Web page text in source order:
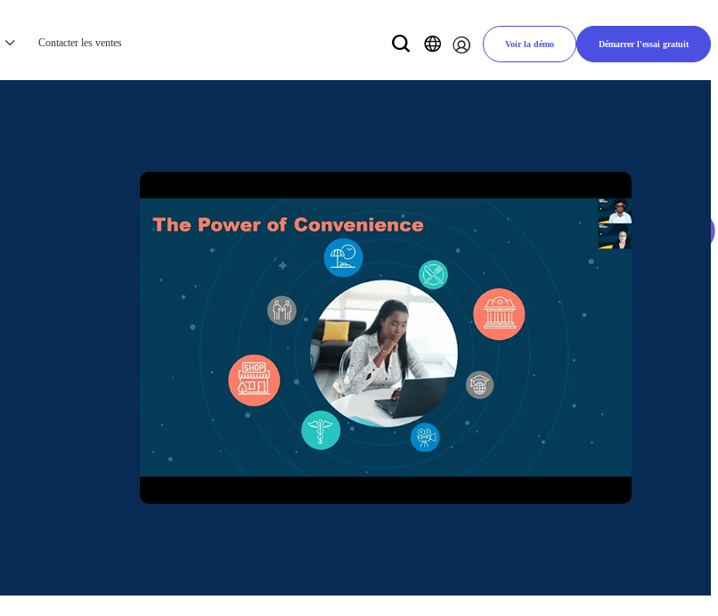
Contacter les ventes Voir la démo Démarrer l'essai gratuit